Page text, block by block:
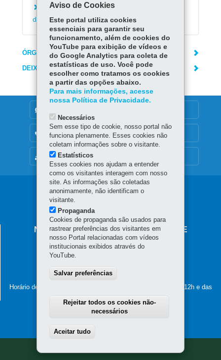
Acessar Registro de Classe On-line da Rede
de Ensino (RCO)
ÓRGÃO RESPONSÁVEL
DEIXE SUA OPINIÃO
MAPA DO SITE
OUVIDORIA
Navegação
principal
NÚCLEO REGIONAL DE EDUCAÇÃO DE
GUARAPUAVA
Rua Senador Pinheiro Machado, nº 2332 - Centro
(42) 3621-7600
Horário de atendimento: de segunda a sexta-feira, das 8h às 12h e das
13 às 18h
Aviso de Cookies
Este portal utiliza cookies
essenciais para garantir seu
funcionamento, além de cookies do
YouTube para exibição de vídeos e
do Google Analytics para coleta de
estatísticas de uso. Você pode
escolher como tratamos os cookies
a partir das opções abaixo.
Para mais informações, acesse
nossa Política de Privacidade.
Necessários
Sem esse tipo de cookie, nosso portal não
funciona plenamente. Esses cookies não
coletam informações sobre o visitante.
Estatísticos
Esses cookies nos ajudam a entender
como os visitantes interagem com nosso
site. As informações são coletadas
anonimamente, não identificam o
visitante.
Propaganda
Cookies de propaganda são usados para
rastrear preferências dos visitantes em
nosso Portal relacionadas com vídeos
institucionais exibidos através do
YouTube.
Salvar preferências
Rejeitar todos os cookies não-
necessários
Aceitar tudo